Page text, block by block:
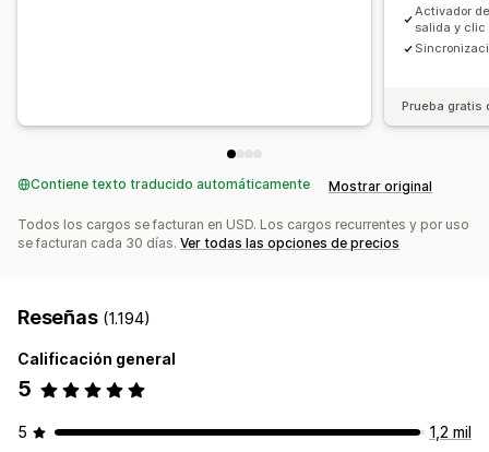
Activador
salida y clic
Prueba gratis
Contiene texto traducido automáticamente Mostrar original
Todos los cargos se facturan en USD. Los cargos recurrentes y por uso
se facturan cada 30 días. Ver todas las opciones de precios
Reseñas (1.194)
Calificación general
5
5
1,2 mil